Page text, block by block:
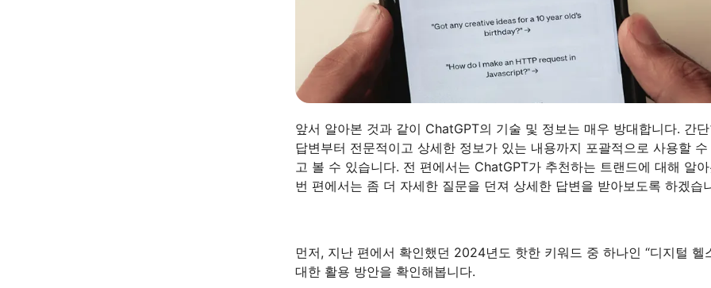
앞서 알아본 것과 같이 ChatGPT의 기술 및 정보는 매우 방대합니다. 간
답변부터 전문적이고 상세한 정보가 있는 내용까지 포괄적으로 사용할
고 볼 수 있습니다. 전 편에서는 ChatGPT가 추천하는 트랜드에 대해 알
번 편에서는 좀 더 자세한 질문을 던져 상세한 답변을 받아보도록 하겠습
먼저, 지난 편에서 확인했던 2024년도 핫한 키워드 중 하나인 “디지털 헬
대한 활용 방안을 확인해봅니다.